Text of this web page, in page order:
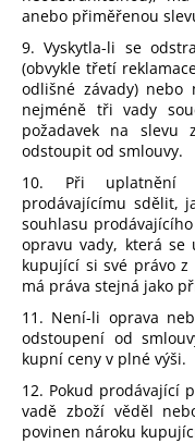
anebo přiměřenou
9. Vyskytla-li se
(obvykle třetí
odlišné závady) nebo
nejméně tři vady
požadavek na slevu
odstoupit od smlouvy.
10. Při uplatnění
prodávajícímu sdělit,
souhlasu
opravu vady, která se
kupující si své právo z
má práva stejná jako
11. Není-li oprava
odstoupení od
kupní ceny v plné výši.
12. Pokud prodávající
vadě zboží věděl
povinen nároku